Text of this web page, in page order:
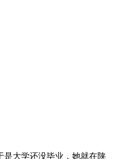
是大学还没毕业，她就在陕